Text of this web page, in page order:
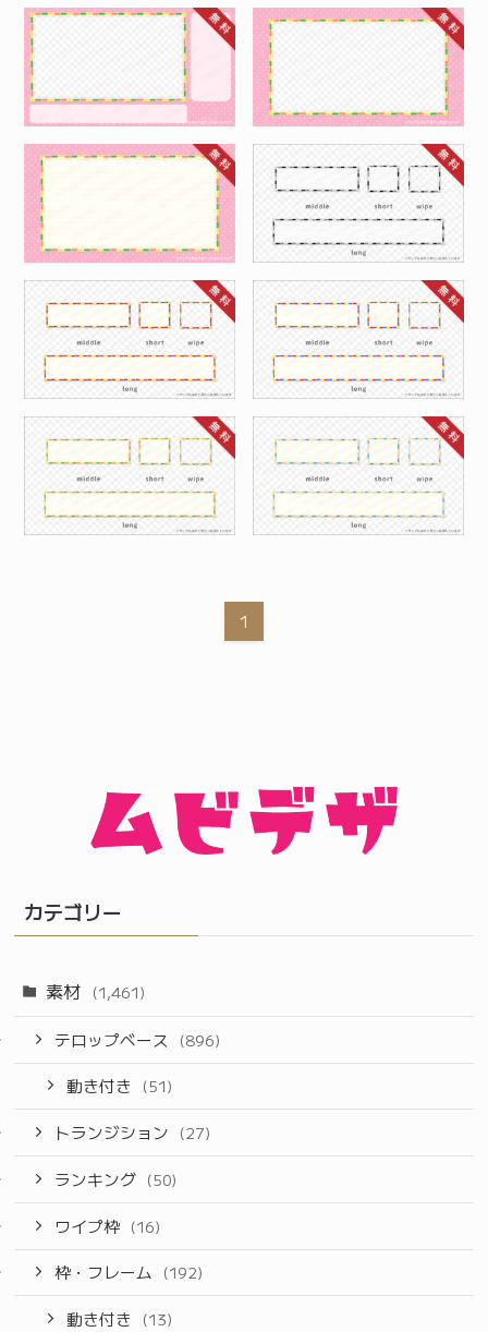
1
カテゴリー
素材 (1,461)
テロップベース (896)
動き付き (51)
トランジション (27)
ランキング (50)
ワイプ枠 (16)
枠・フレーム (192)
動き付き (13)